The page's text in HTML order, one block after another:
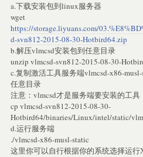
a.下载安装包到linux服务器
wget
https://storage.liyuans.com/
d-svn812-2015-08-30-Hotbird64.zip
b.解压vlmcsd安装包到任意目录
unzip vlmcsd-svn812-2015-08-30-
c.复制激活工具服务端vlmcsd-x86-
任意目录
注意：vlmcsd才是服务端要安装的工具
cp vlmcsd-svn812-2015-08-30-
Hotbird64/binaries/Linux/intel/static/
d.运行服务端
./vlmcsd-x86-musl-static
这里你可以自行根据你的系统选择运行